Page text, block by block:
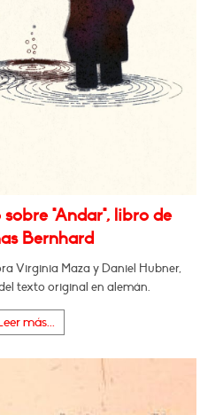
"Andar", libro de
Bernhard
Virginia Maza y Daniel Hubner,
texto original en alemán.
más...